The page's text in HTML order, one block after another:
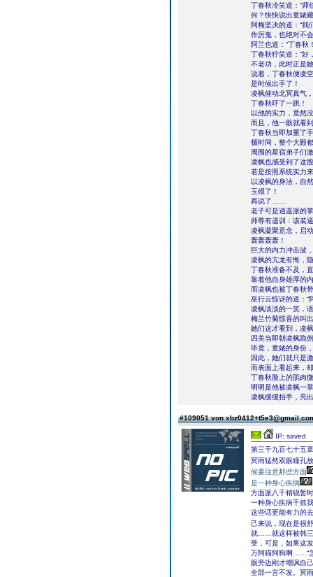
丁春秋冷笑道：“师
何？快快说出童姥
阿梅坚决的道：“我
作厉鬼，也绝对不
阿兰也道：“丁春秋
丁春秋狞笑道：“好
不老功，此时正是
说着，丁春秋便凌
是时候出手了！
凌枫催动北冥真气
丁春秋吓了一跳！
以他的实力，竟然
而且，他一眼就看
丁春秋当即加重了
顿时间，整个大殿
周围的星宿弟子们
凌枫也感受到了这
若是按照系统实力
以凌枫的身法，自
玉殒了！
再说了……
老子可是逍遥派的
师尊有遗训：该装
凌枫凝聚意念，启
轰轰轰轰！
巨大的内力冲击波
凌枫的亢龙有悔，
丁春秋准备不及，
靠着他自身雄厚的
而凌枫也被丁春秋
巫行云惊讶的道：“
凌枫淡淡的一笑，
梅兰竹菊惊喜的叫
她们这才看到，凌
四美当即朝凌枫跪
毕竟，童姥的身份
因此，她们就只是
而表面上看起来，
丁春秋脸上的肌肉
明明是他被凌枫一
凌枫缓缓抬手，亮
#109051 von
IP: saved
第三千九百七十五章
冥雨猛然双眼瞳孔
候要注意那些方面
是一种身心疾病
方面派八千精锐暂
一种身心疾病千抓
这些话更能有力的
己来说，现在是很
就……就这样被韩三
受，可是，如果这
万阿猫阿狗啊……“
眼旁边刚才嘲讽自
全部一言不发。冥